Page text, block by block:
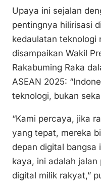
Upaya ini sejalan
pentingnya hilirisasi
kedaulatan teknologi
disampaikan Wakil
Rakabuming Raka
ASEAN 2025:
teknologi, bukan
“Kami percaya, jika
yang tepat, mereka
depan digital bangsa
kaya, ini adalah jalan
digital milik rakyat,”